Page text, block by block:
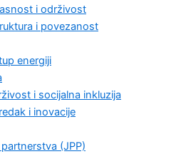
i održivost
i povezanost
energiji
i socijalna inkluzija
i inovacije
(JPP)